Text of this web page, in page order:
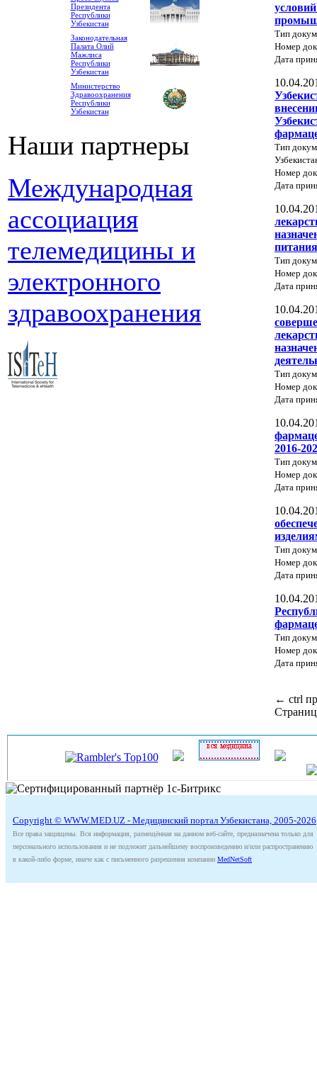
Президента
Республики
Узбекистан
Законодательная
Палата Олий
Мажлиса
Республики
Узбекистан
Министерство
Здравоохранения
Республики
Узбекистан
Наши партнеры
Международная
ассоциация
телемедицины и
электронного
здравоохранения
Тип
Номер
Дата
Тип
Номер
Дата
питания
Тип
Номер
Дата
Тип
Номер
Дата
2016-
Тип
Номер
Дата
Тип
Номер
Дата
Тип
Номер
Дата
← ctrl
Copyright © WWW.MED.UZ - Медицинский портал Узбекистана, 2005-2026
Все права защищены. Вся информация, размещённая на данном веб-сайте, предназначена только для
персонального использования и не подлежит дальнейшему воспроизведению и/или распространению
в какой-либо форме, иначе как с письменного разрешения компании MedNetSoft